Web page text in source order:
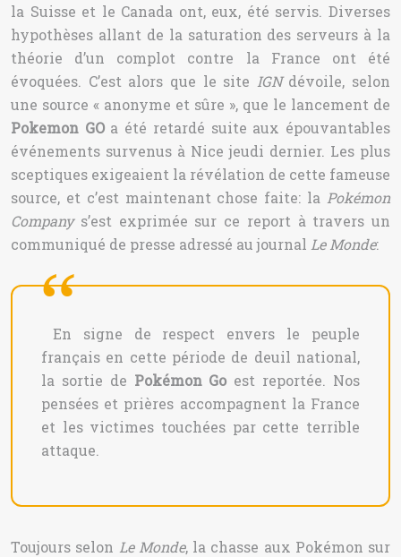
la Suisse et le Canada ont, eux, été servis. Diverses
hypothèses allant de la saturation des serveurs à la
théorie d’un complot contre la France ont été
évoquées. C’est alors que le site IGNdévoile, selon
une source « anonyme et sûre », que le lancement de
Pokemon GOa été retardé suite aux épouvantables
événements survenus à Nice jeudi dernier. Les plus
sceptiques exigeaient la révélation de cette fameuse
source, et c’est maintenant chose faite: la Pokémon
Companys’est exprimée sur ce report à travers un
communiqué de presse adressé au journal Le Monde:
En signe de respect envers le peuple
français en cette période de deuil national,
la sortie de Pokémon Go est reportée. Nos
pensées et prières accompagnent la France
et les victimes touchées par cette terrible
attaque.
Toujours selon Le Monde, la chasse aux Pokémon sur